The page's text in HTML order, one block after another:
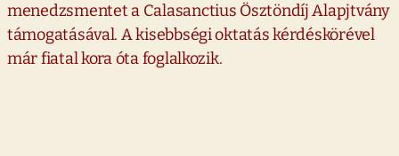
menedzsmentet a Calasanctius Ösztöndíj Alapjtvány
támogatásával. A kisebbségi oktatás kérdéskörével
már fiatal kora óta foglalkozik.